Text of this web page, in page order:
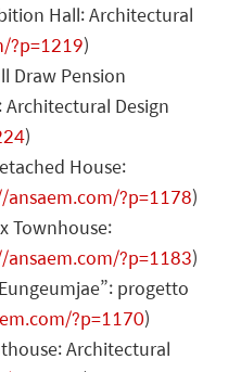
Hall: Architectural
?p=1219)
Draw Pension
Design
)
House:
ansaem.com/?p=1178)
Townhouse:
ansaem.com/?p=1183)
progetto
?p=1170)
Architectural